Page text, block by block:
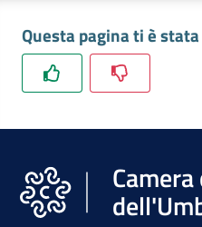
Questa pagina ti è